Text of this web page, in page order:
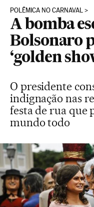
POLÊMICA NO CARNAVAL
A bomba
Bolsonaro
‘golden
O presidente
indignação nas
festa de rua que
mundo todo